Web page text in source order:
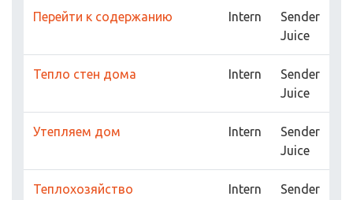
Перейти к содержанию Intern
Sender
Juice
Тепло стен дома Intern
Sender
Juice
Утепляем дом Intern
Sender
Juice
Теплохозяйство Intern
Sender